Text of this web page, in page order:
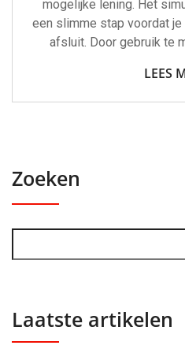
mogelijke lening. Het
een slimme stap voordat
afsluit. Door gebruik te
LEES
Zoeken
Laatste artikelen